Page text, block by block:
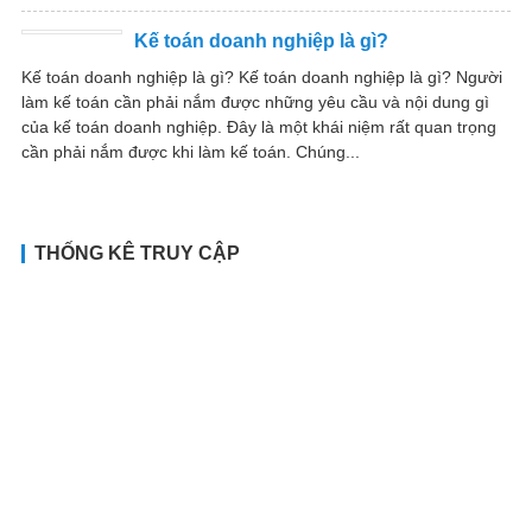
Kế toán doanh nghiệp là gì?
Kế toán doanh nghiệp là gì? Kế toán doanh nghiệp là gì? Người
làm kế toán cần phải nắm được những yêu cầu và nội dung gì
của kế toán doanh nghiệp. Đây là một khái niệm rất quan trọng
cần phải nắm được khi làm kế toán. Chúng...
THỐNG KÊ TRUY CẬP